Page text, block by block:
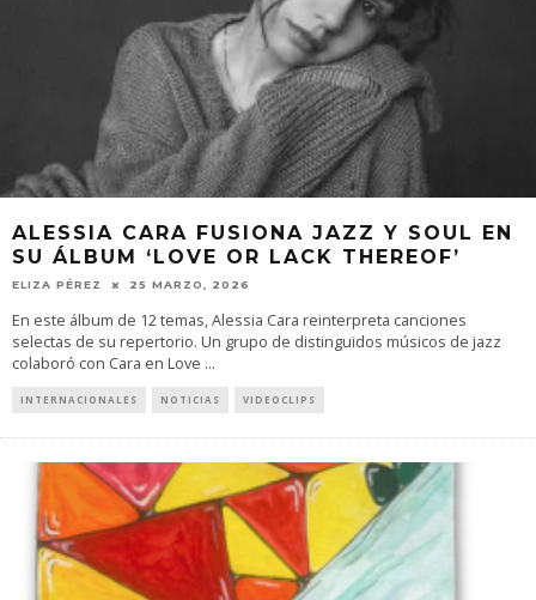
ALESSIA CARA FUSIONA JAZZ Y SOUL EN
SU ÁLBUM ‘LOVE OR LACK THEREOF’
ELIZA PÉREZ 25 MARZO, 2026
En este álbum de 12 temas, Alessia Cara reinterpreta canciones
selectas de su repertorio. Un grupo de distinguidos músicos de jazz
colaboró ​​con Cara en Love ...
INTERNACIONALES NOTICIAS VIDEOCLIPS